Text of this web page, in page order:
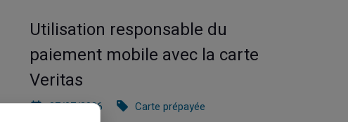
Utilisation responsable du
paiement mobile avec la carte
Veritas
27/07/2026 Carte prépayée